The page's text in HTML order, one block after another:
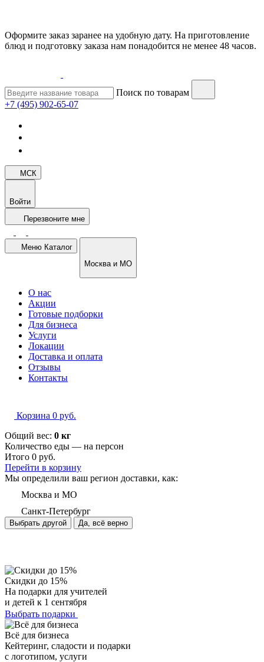
Оформите заказ заранее на удобную дату. На приготовление
блюд и подготовку заказа нам понадобится не менее 48 часов.
Поиск по товарам
+7 (495) 902-65-07
МСК
Войти
Перезвоните мне
Меню Каталог
Москва и МО
О нас
Акции
Готовые подборки
Для бизнеса
Услуги
Локации
Доставка и оплата
Отзывы
Контакты
Корзина 0 руб.
Общий вес: 0 кг
Количество еды — на персон
Итого 0 руб.
Перейти в корзину
Мы определили ваш регион доставки, как:
Москва и МО
Санкт-Петербург
Выбрать другой Да, всё верно
Скидки до 15%
На подарки для учителей
и детей к 1 сентября
Выбрать подарки
Всё для бизнеса
Кейтеринг, сладости и подарки
с логотипом, услуги